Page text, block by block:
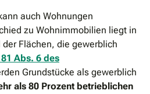
auch Wohnungen
zu Wohnimmobilien liegt in
Flächen, die gewerblich
Abs. 6 des
Grundstücke als gewerblich
als 80 Prozent betrieblichen